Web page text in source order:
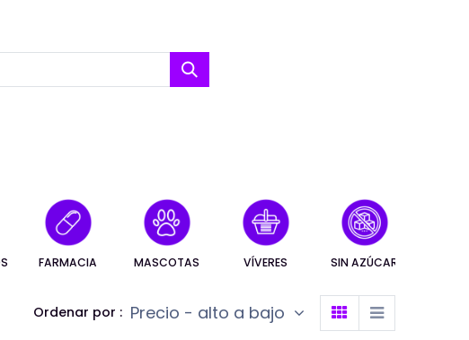
FARMACIA MASCOTAS VÍVERES SIN AZÚCAR
Ordenar por : Precio - alto a bajo